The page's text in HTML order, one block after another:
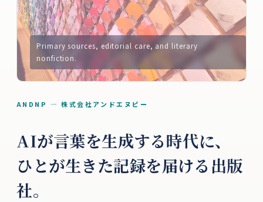
ANDNP — 株式会社アンドエヌピー
AIが言葉を生成する時代に、
ひとが生きた記録を届ける出版
社。
Primary sources, editorial care, and literary
nonfiction.